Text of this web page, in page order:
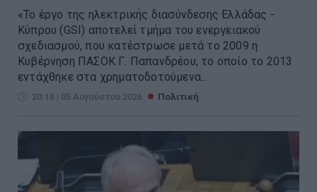
«Το έργο της ηλεκτρικής διασύνδεσης Ελλάδας -
Κύπρου (GSI) αποτελεί τμήμα του ενεργειακού
σχεδιασμού, που κατέστρωσε μετά το 2009 η
Κυβέρνηση ΠΑΣΟΚ Γ. Παπανδρέου, το οποίο το 2013
εντάχθηκε στα χρηματοδοτούμενα...
20:18 | 05 Αυγούστου 2026 Πολιτική